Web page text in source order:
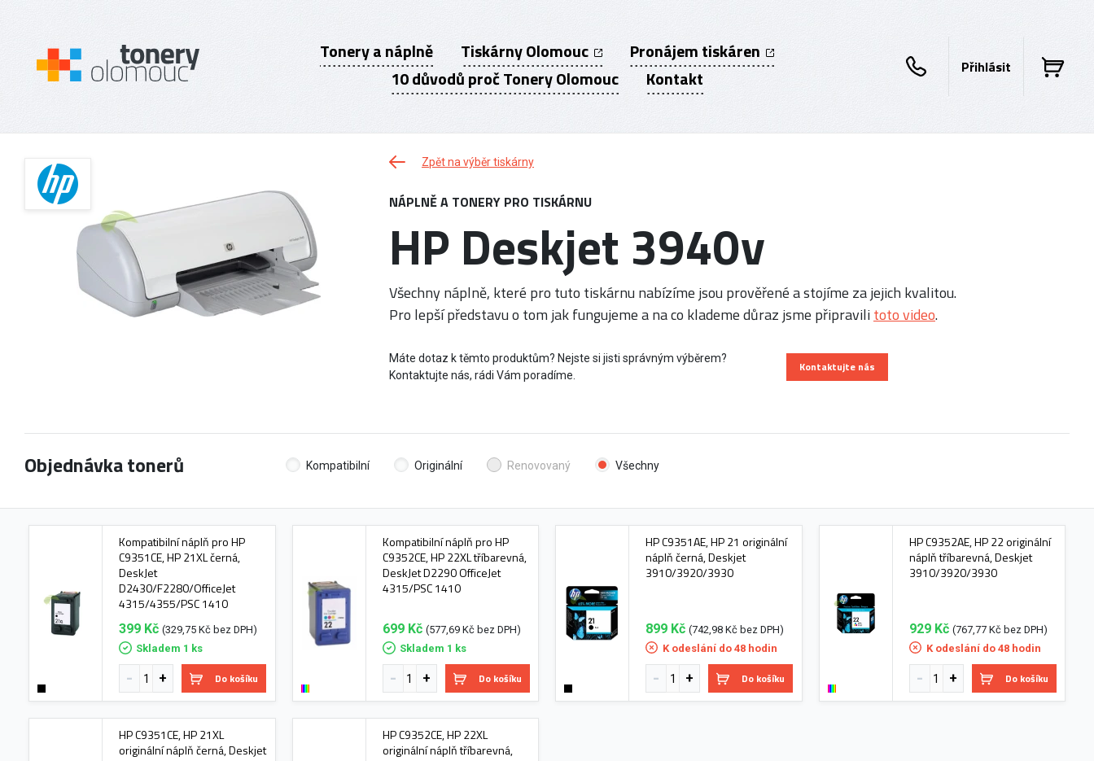
Tonery a náplně Tiskárny Olomouc
Pronájem tiskáren
10 důvodů proč Tonery Olomouc
Kontakt Přihlásit
Zpět na výběr tiskárny
NÁPLNĚ A TONERY PRO TISKÁRNU
HP Deskjet 3940v
Všechny náplně, které pro tuto tiskárnu nabízíme jsou prověřené a stojíme za jejich kvalitou.
Pro lepší představu o tom jak fungujeme a na co klademe důraz jsme připravilitoto video.
Máte dotaz k těmto produktům? Nejste si jisti správným výběrem?
Kontaktujte nás, rádi Vám poradíme.
Kontaktujte nás
Objednávka tonerů Kompatibilní Originální Renovovaný Všechny
Kompatibilní náplň pro HP
C9351CE, HP 21XL černá,
DeskJet
D2430/F2280/OfficeJet
4315/4355/PSC 1410
399 Kč (329,75 Kč bez DPH)
Skladem 1 ks
Do košíku
Kompatibilní náplň pro HP
C9352CE, HP 22XL tříbarevná,
DeskJet D2290 OfficeJet
4315/PSC 1410
699 Kč (577,69 Kč bez DPH)
Skladem 1 ks
Do košíku
HP C9351AE, HP 21 originální
náplň černá, Deskjet
3910/3920/3930
899 Kč (742,98 Kč bez DPH)
K odeslání do 48 hodin
Do košíku
HP C9352AE, HP 22 originální
náplň tříbarevná, Deskjet
3910/3920/3930
929 Kč (767,77 Kč bez DPH)
K odeslání do 48 hodin
Do košíku
HP C9351CE, HP 21XL
originální náplň černá, Deskjet
HP C9352CE, HP 22XL
originální náplň tříbarevná,